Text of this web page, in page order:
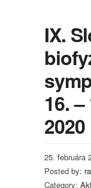
IX.
16.
2020
25. februára
Posted by:
Category: